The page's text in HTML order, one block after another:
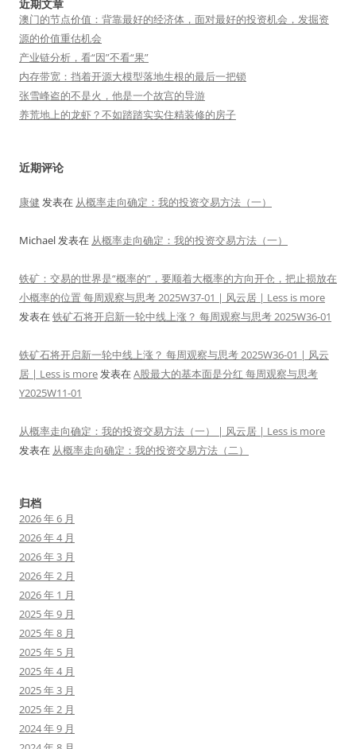
近期文章
澳门的节点价值：背靠最好的经济体，面对最好的投资机会，发掘资
源的价值重估机会
产业链分析，看“因”不看“果”
内存带宽：挡着开源大模型落地生根的最后一把锁
张雪峰盗的不是火，他是一个故宫的导游
养荒地上的龙虾？不如踏踏实实住精装修的房子
近期评论
康健 发表在 从概率走向确定：我的投资交易方法（一）
Michael发表在 从概率走向确定：我的投资交易方法（一）
铁矿：交易的世界是“概率的”，要顺着大概率的方向开仓，把止损放在
小概率的位置 每周观察与思考 2025W37-01 | 风云居 | Less is more
发表在铁矿石将开启新一轮中线上涨？ 每周观察与思考 2025W36-01
铁矿石将开启新一轮中线上涨？ 每周观察与思考 2025W36-01 | 风云
居 | Less is more发表在A股最大的基本面是分红 每周观察与思考
Y2025W11-01
从概率走向确定：我的投资交易方法（一） | 风云居 | Less is more
发表在 从概率走向确定：我的投资交易方法（二）
归档
2026 年 6 月
2026 年 4 月
2026 年 3 月
2026 年 2 月
2026 年 1 月
2025 年 9 月
2025 年 8 月
2025 年 5 月
2025 年 4 月
2025 年 3 月
2025 年 2 月
2024 年 9 月